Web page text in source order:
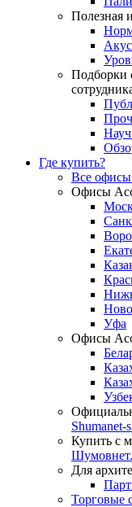
Полезная
Подборки
Где купить?
Все
Офисы
Уфа
Офисы
Shumanet-
Купить с
Для
Торговые